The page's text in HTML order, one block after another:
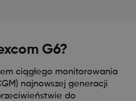
G6?
ciągłego monitorowania
najnowszej generacji
do